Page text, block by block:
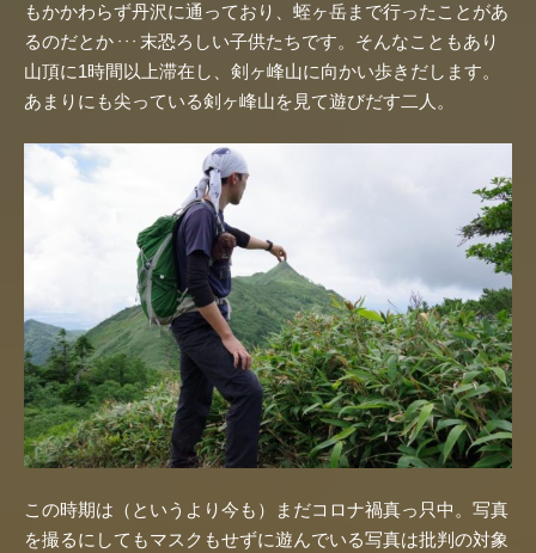
もかかわらず丹沢に通っており、蛭ヶ岳まで行ったことがあ
るのだとか ・・・ 末恐ろしい子供たちです。そんなこともあり
山頂に1時間以上滞在し、剣ヶ峰山に向かい歩きだします。
あまりにも尖っている剣ヶ峰山を見て遊びだす二人。
この時期は（というより今も）まだコロナ禍真っ只中。写真
を撮るにしてもマスクもせずに遊んでいる写真は批判の対象